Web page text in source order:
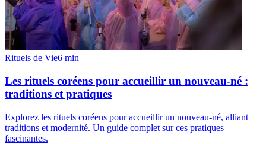
Rituels de Vie6 min
Les rituels coréens pour accueillir un nouveau-né :
traditions et pratiques
Explorez les rituels coréens pour accueillir un nouveau-né, alliant
traditions et modernité. Un guide complet sur ces pratiques
fascinantes.